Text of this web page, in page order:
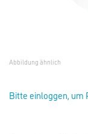
Abbildung ähnlich
Bitte einloggen, um